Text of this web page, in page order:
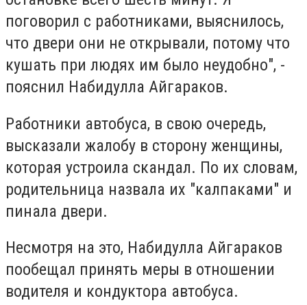
поговорил с работниками, выяснилось,
что двери они не открывали, потому что
кушать при людях им было неудобно", -
пояснил Набидулла Айгараков.
Работники автобуса, в свою очередь,
высказали жалобу в сторону женщины,
которая устроила скандал. По их словам,
родительница назвала их "калпаками" и
пинала двери.
Несмотря на это, Набидулла Айгараков
пообещал принять меры в отношении
водителя и кондуктора автобуса.